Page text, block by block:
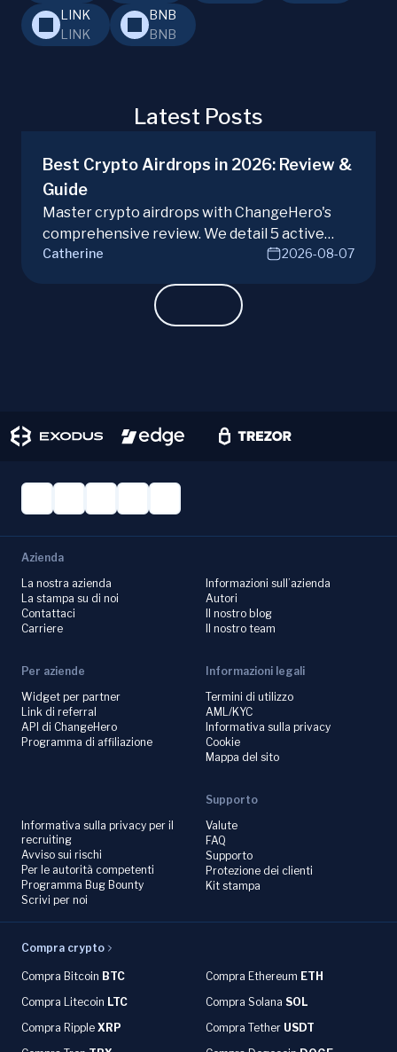
LINK
LINK
BNB
BNB
Latest Posts
Best Crypto Airdrops in 2026: Review &
Guide
Master crypto airdrops with ChangeHero's
comprehensive review. We detail 5 active
campaigns, risks, benefits, and a vital checklist
Catherine 2026-08-07
Azienda
La nostra azienda
La stampa su di noi
Contattaci
Carriere
Informazioni sull’azienda
Autori
Il nostro blog
Il nostro team
Per aziende
Widget per partner
Link di referral
API di ChangeHero
Programma di affiliazione
Informazioni legali
Termini di utilizzo
AML/KYC
Informativa sulla privacy
Cookie
Mappa del sito
Informativa sulla privacy per il
recruiting
Avviso sui rischi
Per le autorità competenti
Programma Bug Bounty
Scrivi per noi
Supporto
Valute
FAQ
Supporto
Protezione dei clienti
Kit stampa
Compra crypto
Compra Bitcoin BTC Compra Ethereum ETH
Compra Litecoin LTC Compra Solana SOL
Compra Ripple XRP Compra Tether USDT